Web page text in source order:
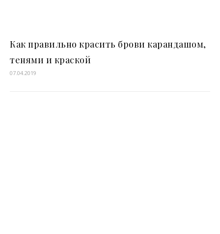
Как правильно красить брови карандашом,
тенями и краской
07.04.2019